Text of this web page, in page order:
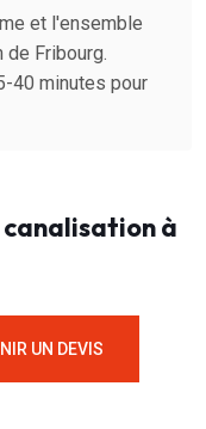
et l'ensemble
Fribourg.
40 minutes pour
canalisation à
UN DEVIS